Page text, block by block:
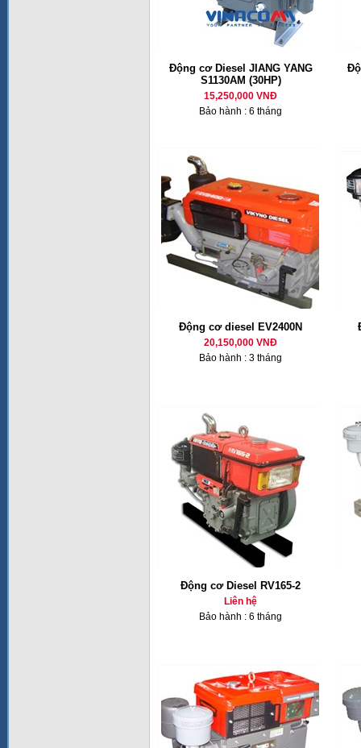
Động cơ Diesel JIANG YANG
S1130AM (30HP)
15,250,000 VNĐ
Bảo hành : 6 tháng
Động cơ diesel EV2400N
20,150,000 VNĐ
Bảo hành : 3 tháng
Động cơ Diesel RV165-2
Liên hệ
Bảo hành : 6 tháng